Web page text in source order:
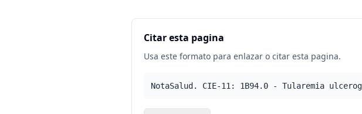
Citar esta pagina
Usa este formato para enlazar o citar esta pagina.
NotaSalud. CIE-11: 1B94.0 - Tularemia